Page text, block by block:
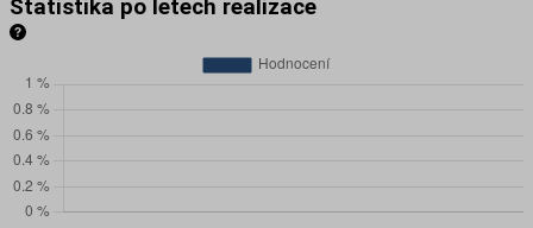
Statistika po letech realizace